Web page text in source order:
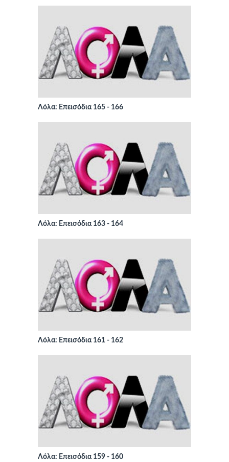
Λόλα: Επεισόδια 165 - 166
Λόλα: Επεισόδια 163 - 164
Λόλα: Επεισόδια 161 - 162
Λόλα: Επεισόδια 159 - 160